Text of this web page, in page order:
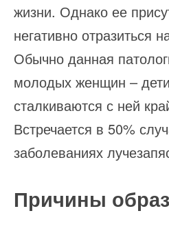
жизни. Однако ее
негативно отразиться
Обычно данная
молодых женщин –
сталкиваются с ней
Встречается в 50%
заболеваниях
Причины